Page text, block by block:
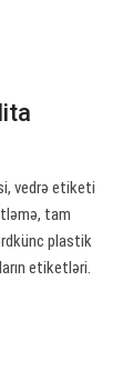
vedrə etiketi
tam
plastik
etiketləri.